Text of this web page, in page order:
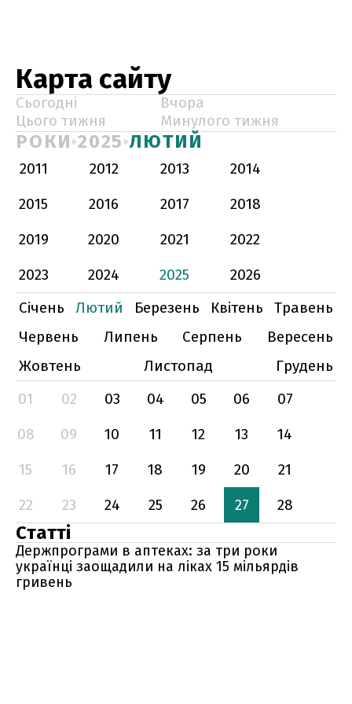
Карта сайту
Сьогодні
Вчора
Цього тижня
Минулого тижня
РОКИ 2025 ЛЮТИЙ
2011 2012 2013
2014
2015
2016 2017
2018
2019
2020 2021
2022
2023
2024 2025
2026
Січень
Лютий Березень Квітень
Травень
Червень
Липень Серпень
Вересень
Жовтень
Листопад
Грудень
01
02 03 04 05 06
07
08
09 10 11 12 13
14
15
16 17 18 19 20
21
22
23 24 25 26 27 28
Статті
Держпрограми в аптеках: за три роки
українці заощадили на ліках 15 мільярдів
гривень